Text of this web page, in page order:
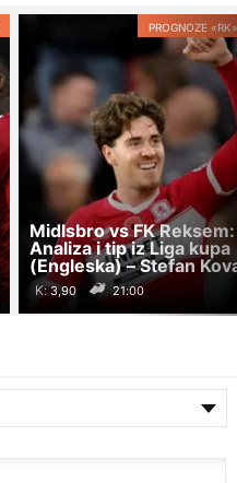
PROGNOZE
Midlsbro vs FK Reksem:
Analiza i tip iz Liga kupa
(Engleska) – Stefan
K: 21:00